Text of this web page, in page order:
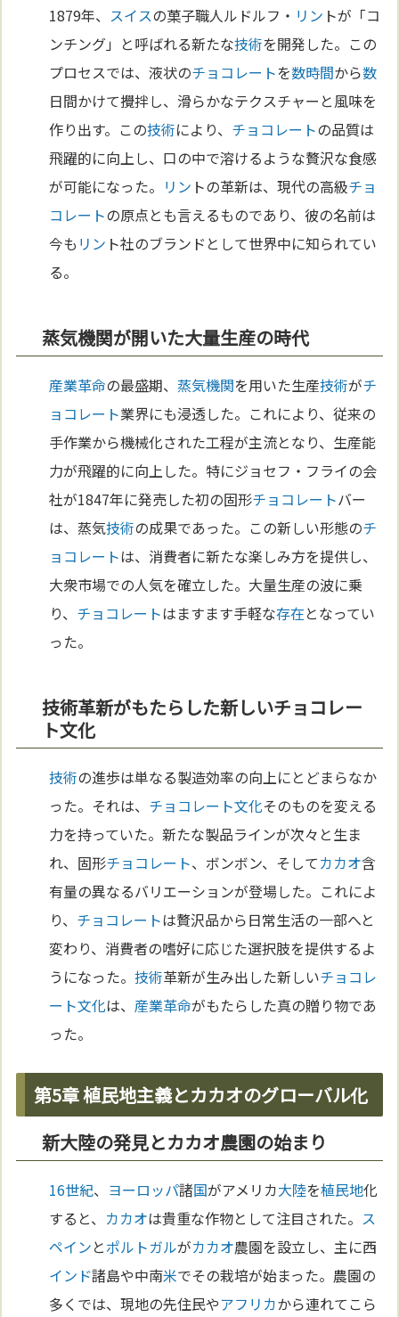
1879年、 スイスの菓子職人ルドルフ・ リン トが「コ
ンチング」と呼ばれる新たな技術を開発した。この
プロセスでは、液状のチョコレートを数時間から数
日間かけて攪拌し、滑らかなテクスチャーと風味を
作り出す。この技術により、 チョコレートの品質は
飛躍的に向上し、口の中で溶けるような贅沢な食感
が可能になった。 リン トの革新は、現代の高級チョ
コレートの原点とも言えるものであり、彼の名前は
今も リン ト社のブランドとして世界中に知られてい
る。
蒸気機関が開いた大量生産の時代
産業革命の最盛期、 蒸気機関を用いた生産技術がチ
ョコレート業界にも浸透した。これにより、従来の
手作業から機械化された工程が主流となり、生産能
力が飛躍的に向上した。特にジョセフ・フライの会
社が1847年に発売した初の固形チョコレートバー
は、蒸気技術の成果であった。この新しい形態のチ
ョコレートは、消費者に新たな楽しみ方を提供し、
大衆市場での人気を確立した。大量生産の波に乗
り、 チョコレートはますます手軽な存在となってい
った。
技術革新がもたらした新しいチョコレー
ト文化
技術の進歩は単なる製造効率の向上にとどまらなか
った。それは、 チョコレート文化そのものを変える
力を持っていた。新たな製品ラインが次々と生ま
れ、固形チョコレート、ボンボン、そしてカカオ含
有量の異なるバリエーションが登場した。これによ
り、 チョコレートは贅沢品から日常生活の一部へと
変わり、消費者の嗜好に応じた選択肢を提供するよ
うになった。技術革新が生み出した新しいチョコレ
ート文化は、 産業革命がもたらした真の贈り物であ
った。
第5章 植民地主義とカカオのグローバル化
新大陸の発見とカカオ農園の始まり
16世紀、 ヨーロッパ諸国がアメリカ大陸を植民地化
すると、 カカオは貴重な作物として注目された。 ス
ペインとポルトガルがカカオ農園を設立し、主に西
インド諸島や中南米でその栽培が始まった。農園の
多くでは、現地の先住民やアフリカから連れてこら